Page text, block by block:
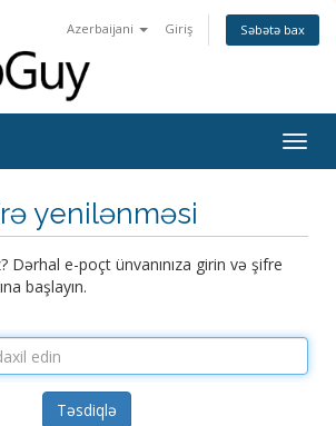
Azerbaijani Giriş Səbətə bax
yenilənməsi
Dərhal e-poçt ünvanınıza girin və şifre
başlayın.
Təsdiqlə